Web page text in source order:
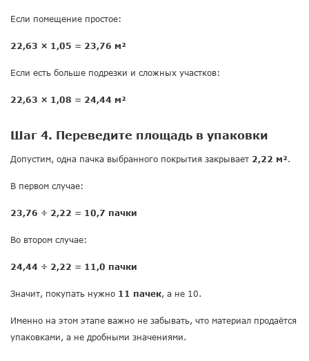
Если помещение простое:
22,63 × 1,05 = 23,76 м²
Если есть больше подрезки и сложных участков:
22,63 × 1,08 = 24,44 м²
Шаг 4. Переведите площадь в упаковки
Допустим, одна пачка выбранного покрытия закрывает 2,22 м².
В первом случае:
23,76 ÷ 2,22 = 10,7 пачки
Во втором случае:
24,44 ÷ 2,22 = 11,0 пачки
Значит, покупать нужно 11 пачек, а не 10.
Именно на этом этапе важно не забывать, что материал продаётся
упаковками, а не дробными значениями.